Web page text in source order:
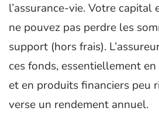
l’assurance-vie. Votre capital
ne pouvez pas perdre les
support (hors frais).
ces fonds, essentiellement
et en produits financiers peu
verse un rendement annuel.